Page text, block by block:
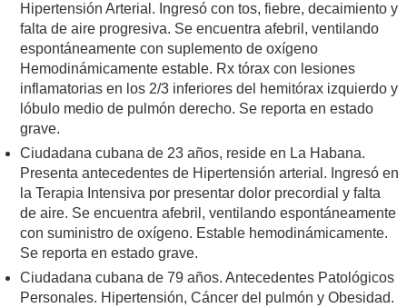
Hipertensión Arterial. Ingresó con tos, fiebre, decaimiento y
falta de aire progresiva. Se encuentra afebril, ventilando
espontáneamente con suplemento de oxígeno
Hemodinámicamente estable. Rx tórax con lesiones
inflamatorias en los 2/3 inferiores del hemitórax izquierdo y
lóbulo medio de pulmón derecho. Se reporta en estado
grave.
Ciudadana cubana de 23 años, reside en La Habana.
Presenta antecedentes de Hipertensión arterial. Ingresó en
la Terapia Intensiva por presentar dolor precordial y falta
de aire. Se encuentra afebril, ventilando espontáneamente
con suministro de oxígeno. Estable hemodinámicamente.
Se reporta en estado grave.
Ciudadana cubana de 79 años. Antecedentes Patológicos
Personales. Hipertensión, Cáncer del pulmón y Obesidad.